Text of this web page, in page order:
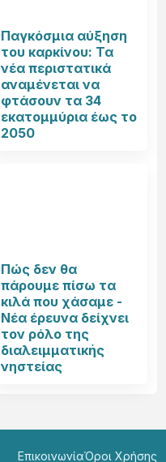
Παγκόσμια αύξηση
του καρκίνου: Τα
νέα περιστατικά
αναμένεται να
φτάσουν τα 34
εκατομμύρια έως το
2050
Πώς δεν θα
πάρουμε πίσω τα
κιλά που χάσαμε -
Νέα έρευνα δείχνει
τον ρόλο της
διαλειμματικής
νηστείας
ΕπικοινωνίαΌροι Χρήσης